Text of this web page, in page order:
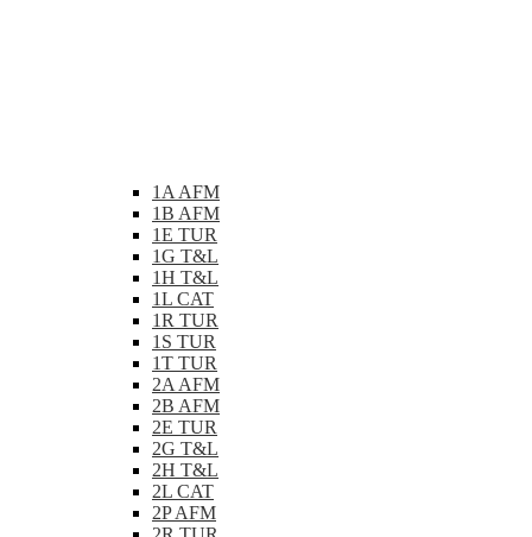
1A AFM
1B AFM
1E TUR
1G T&L
1H T&L
1L CAT
1R TUR
1S TUR
1T TUR
2A AFM
2B AFM
2E TUR
2G T&L
2H T&L
2L CAT
2P AFM